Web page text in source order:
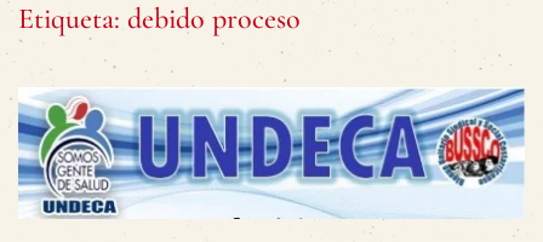
Etiqueta: debido proceso